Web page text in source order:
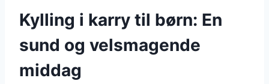
Kylling i karry til børn: En
sund og velsmagende
middag